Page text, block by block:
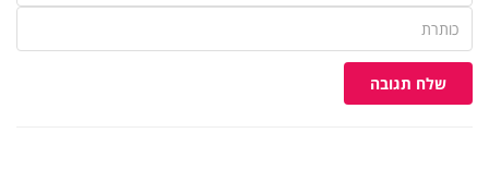
שלח תגובה